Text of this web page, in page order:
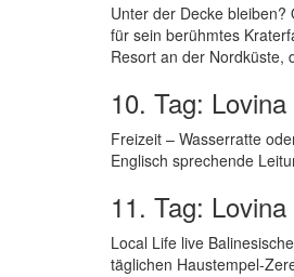
Unter der Decke
für sein berühmtes
Resort an der Nordküste,
10. Tag:
Freizeit – Wasserratte
Englisch sprechende
11. Tag:
Local Life live
täglichen Haustempel-